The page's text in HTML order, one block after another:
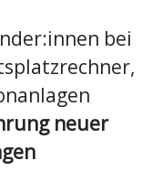
bei
neuer